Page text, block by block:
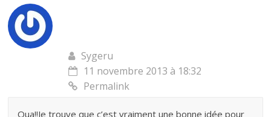
Sygeru
11 novembre 2013 à 18:32
Permalink
Oua!!Je trouve que c’est vraiment une bonne idée pour